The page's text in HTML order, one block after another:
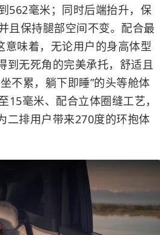
562毫米；同时后端抬升，保
且保持腿部空间不变。配合最
味着，无论用户的身高体型
到无死角的完美承托，舒适且
不累，躺下即睡”的头等舱体
毫米、配合立体圈缝工艺，
二排用户带来270度的环抱体